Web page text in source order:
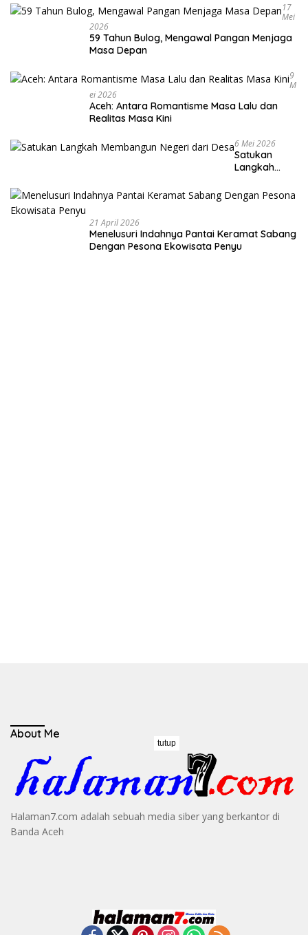
17
Mei
2026
59 Tahun Bulog, Mengawal Pangan Menjaga
Masa Depan
9
M
Ei 2026
Aceh: Antara Romantisme Masa Lalu dan
Realitas Masa Kini
6 Mei 2026
Satukan
Langkah
Negeri dari
Desa
21 April 2026
Menelusuri Indahnya Pantai Keramat Sabang
Dengan Pesona Ekowisata Penyu
About Me
Halaman7.com adalah sebuah media siber yang berkantor di
Banda Aceh
tutup